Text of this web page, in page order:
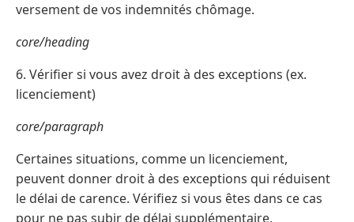
versement de vos indemnités chômage.
core/heading
6. Vérifier si vous avez droit à des exceptions (ex.
licenciement)
core/paragraph
Certaines situations, comme un licenciement,
peuvent donner droit à des exceptions qui réduisent
le délai de carence. Vérifiez si vous êtes dans ce cas
pour ne pas subir de délai supplémentaire.